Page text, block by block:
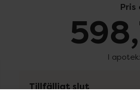
Pris
I apotek:
Tillfälligt slut
Tillfälligt slut online.